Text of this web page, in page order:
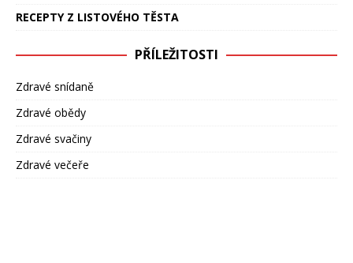
RECEPTY Z LISTOVÉHO TĚSTA
PŘÍLEŽITOSTI
Zdravé snídaně
Zdravé obědy
Zdravé svačiny
Zdravé večeře